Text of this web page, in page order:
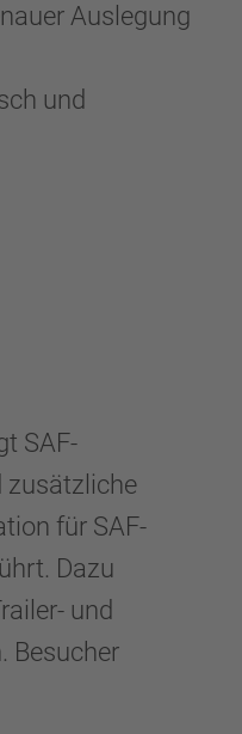
Auslegung
und
SAF-
zusätzliche
für SAF-
Dazu
und
Besucher